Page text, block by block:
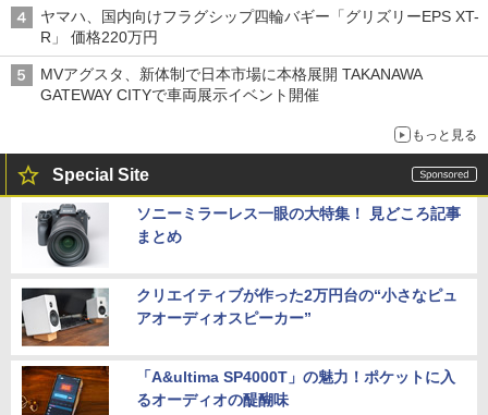
ヤマハ、国内向けフラグシップ四輪バギー「グリズリーEPS XT-
R」 価格220万円
MVアグスタ、新体制で日本市場に本格展開 TAKANAWA
GATEWAY CITYで車両展示イベント開催
もっと見る
Special Site
ソニーミラーレス一眼の大特集！ 見どころ記事
まとめ
クリエイティブが作った2万円台の“小さなピュ
アオーディオスピーカー”
「A&ultima SP4000T」の魅力！ポケットに入
るオーディオの醍醐味